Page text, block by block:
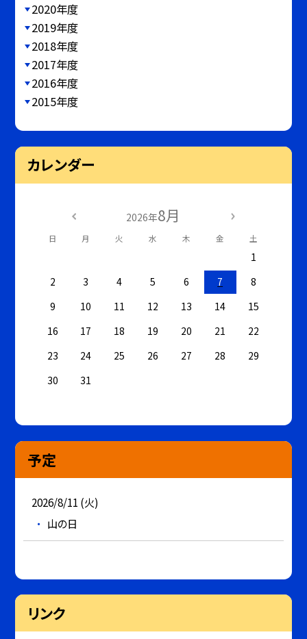
2020年度
2019年度
2018年度
2017年度
2016年度
2015年度
カレンダー
2026年8月
日 月 火 水 木 金 土
1
2
3 4 5 6 7
8
9
10 11 12 13 14
15
16
17 18 19 20 21
22
23
24 25 26 27 28
29
30
31
予定
2026/8/11 (火)
山の日
リンク